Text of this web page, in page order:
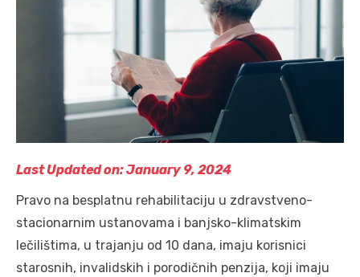
Last Updated on: January 9, 2024
Pravo na besplatnu rehabilitaciju u zdravstveno-
stacionarnim ustanovama i banjsko-klimatskim
lečilištima, u trajanju od 10 dana, imaju korisnici
starosnih, invalidskih i porodičnih penzija, koji imaju